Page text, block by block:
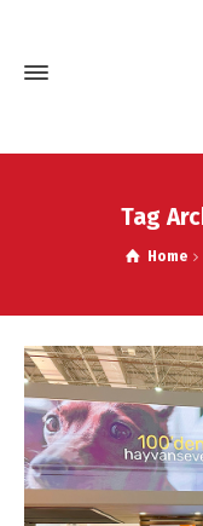
Tag
Home